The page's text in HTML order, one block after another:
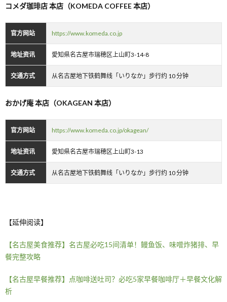
コメダ珈琲店 本店（KOMEDA COFFEE 本店）
官方网站 https://www.komeda.co.jp
地址资讯 愛知県名古屋市瑞穂区上山町3-14-8
交通方式 从名古屋地下铁鹤舞线「いりなか」步行约 10 分钟
おかげ庵 本店（OKAGEAN 本店）
官方网站 https://www.komeda.co.jp/okagean/
地址资讯 愛知県名古屋市瑞穂区上山町3-13
交通方式 从名古屋地下铁鹤舞线「いりなか」步行约 10 分钟
【延伸阅读】
【名古屋美食推荐】名古屋必吃15间清单！鳗鱼饭、味噌炸猪排、早
餐完整攻略
【名古屋早餐推荐】点咖啡送吐司？必吃5家早餐咖啡厅＋早餐文化解
析